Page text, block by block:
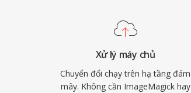
Xử lý máy chủ
Chuyển đổi chạy trên hạ tầng đám
mây. Không cần ImageMagick hay